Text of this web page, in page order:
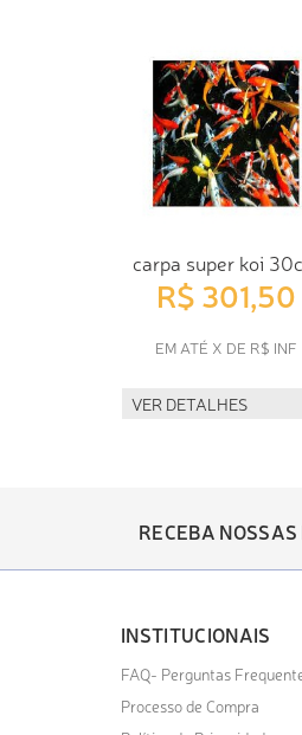
carpa super koi
R$ 301,50
EM ATÉ X DE R$ INF
VER DETALHES
RECEBA
INSTITUCIONAIS
FAQ- Perguntas
Processo de Compra